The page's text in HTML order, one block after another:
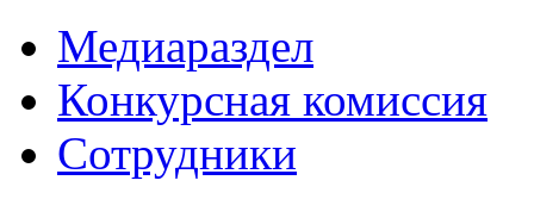
Медиараздел
Конкурсная комиссия
Сотрудники